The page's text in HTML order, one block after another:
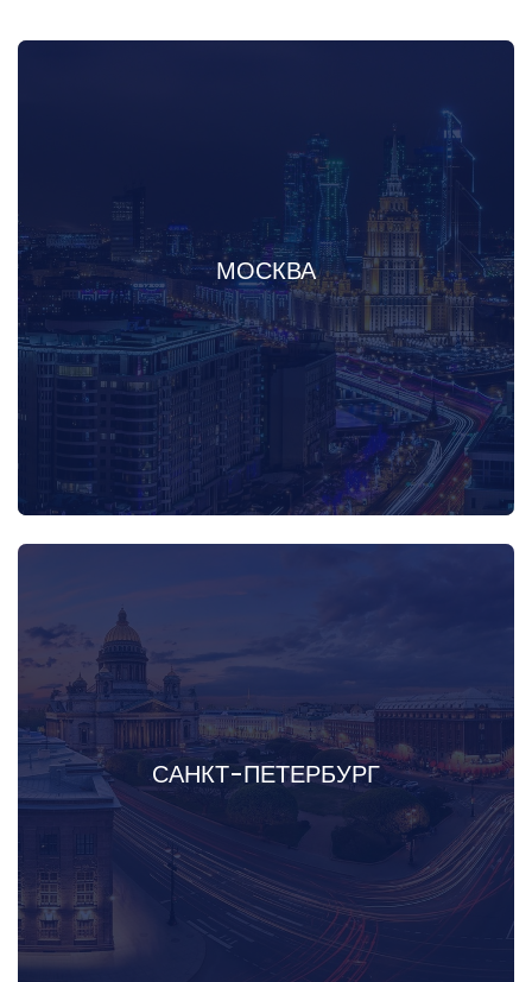
МОСКВА
САНКТ-ПЕТЕРБУРГ